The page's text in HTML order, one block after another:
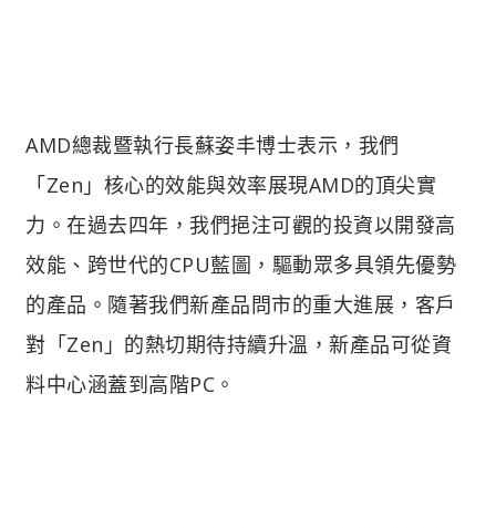
AMD總裁暨執行長蘇姿丰博士表示，我們
「Zen」核心的效能與效率展現AMD的頂尖實
力。在過去四年，我們挹注可觀的投資以開發高
效能、跨世代的CPU藍圖，驅動眾多具領先優勢
的產品。隨著我們新產品問市的重大進展，客戶
對「Zen」的熱切期待持續升溫，新產品可從資
料中心涵蓋到高階PC。